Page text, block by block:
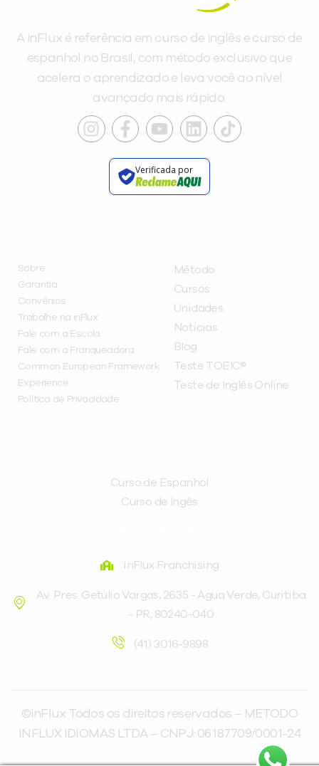
A inFlux é referência em curso de inglês e curso de
espanhol no Brasil, com método exclusivo que
acelera o aprendizado e leva você ao nível
avançado mais rápido.
Verificada por
Sobre
Garantia
Convênios
Trabalhe na inFlux
Fale com a Escola
Fale com a Franqueadora
Common European Framework
Experience
Política de Privacidade
Método
Cursos
Unidades
Notícias
Blog
Teste TOEIC®
Teste de Inglês Online
Curso de Espanhol
Curso de Ingês
inFlux Franchising
Av. Pres. Getúlio Vargas, 2635 - Água Verde, Curitiba
- PR, 80240-040
(41) 3016-9898
©inFlux Todos os direitos reservados – METODO
INFLUX IDIOMAS LTDA – CNPJ: 06.187.709/0001-24